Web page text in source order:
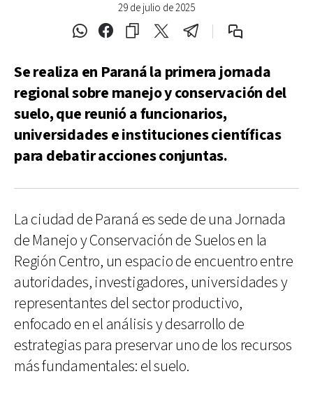
29 de julio de 2025
Se realiza en Paraná la primera jornada
regional sobre manejo y conservación del
suelo, que reunió a funcionarios,
universidades e instituciones científicas
para debatir acciones conjuntas.
La ciudad de Paraná es sede de una Jornada
de Manejo y Conservación de Suelos en la
Región Centro, un espacio de encuentro entre
autoridades, investigadores, universidades y
representantes del sector productivo,
enfocado en el análisis y desarrollo de
estrategias para preservar uno de los recursos
más fundamentales: el suelo.